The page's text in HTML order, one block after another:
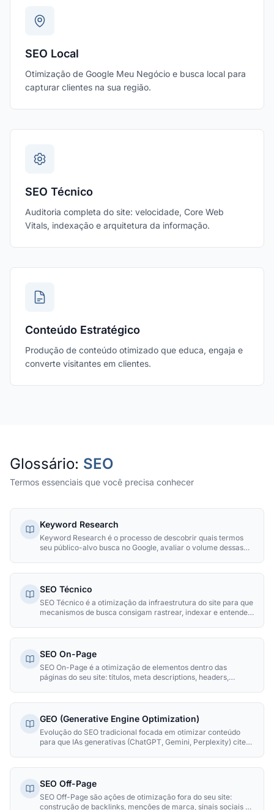
SEO Local
Otimização de Google Meu Negócio e busca local para
capturar clientes na sua região.
SEO Técnico
Auditoria completa do site: velocidade, Core Web
Vitals, indexação e arquitetura da informação.
Conteúdo Estratégico
Produção de conteúdo otimizado que educa, engaja e
converte visitantes em clientes.
Glossário: SEO
Termos essenciais que você precisa conhecer
Keyword Research
Keyword Research é o processo de descobrir quais termos
seu público-alvo busca no Google, avaliar o volume dessas
SEO Técnico
SEO Técnico é a otimização da infraestrutura do site para que
mecanismos de busca consigam rastrear, indexar e entender
SEO On-Page
SEO On-Page é a otimização de elementos dentro das
páginas do seu site: títulos, meta descriptions, headers,
GEO (Generative Engine Optimization)
Evolução do SEO tradicional focada em otimizar conteúdo
para que IAs generativas (ChatGPT, Gemini, Perplexity) citem
SEO Off-Page
SEO Off-Page são ações de otimização fora do seu site:
construção de backlinks, menções de marca, sinais sociais e